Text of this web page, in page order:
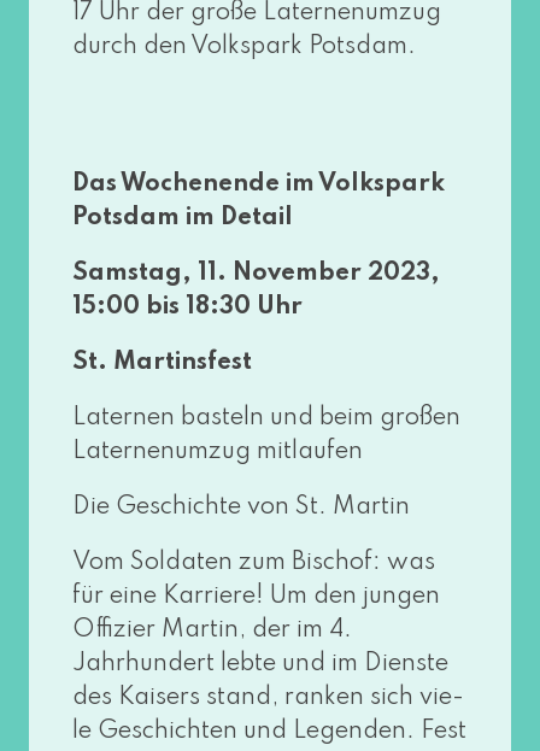
17 Uhr der gro­ße Laternenumzug
durch den Volkspark Potsdam.
Das Wochenende im Volkspark
Potsdam im Detail
Samstag, 11. November 2023,
15:00 bis 18:30 Uhr
St. Martinsfest
Laternen bas­teln und beim gro­ßen
Laternenumzug mitlaufen
Die Geschichte von St. Martin
Vom Soldaten zum Bischof: was
für eine Karriere! Um den jun­gen
Offizier Martin, der im 4.
Jahrhundert leb­te und im Dienste
des Kaisers stand, ran­ken sich vie­
le Geschichten und Legenden. Fest